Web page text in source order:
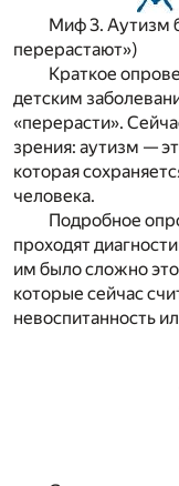
Миф 3. Аутизм
перерастают»)
Краткое
детским
«перерасти».
зрения: аутизм —
которая
человека.
Подробное
проходят
им было сложно
которые сейчас
невоспитанность